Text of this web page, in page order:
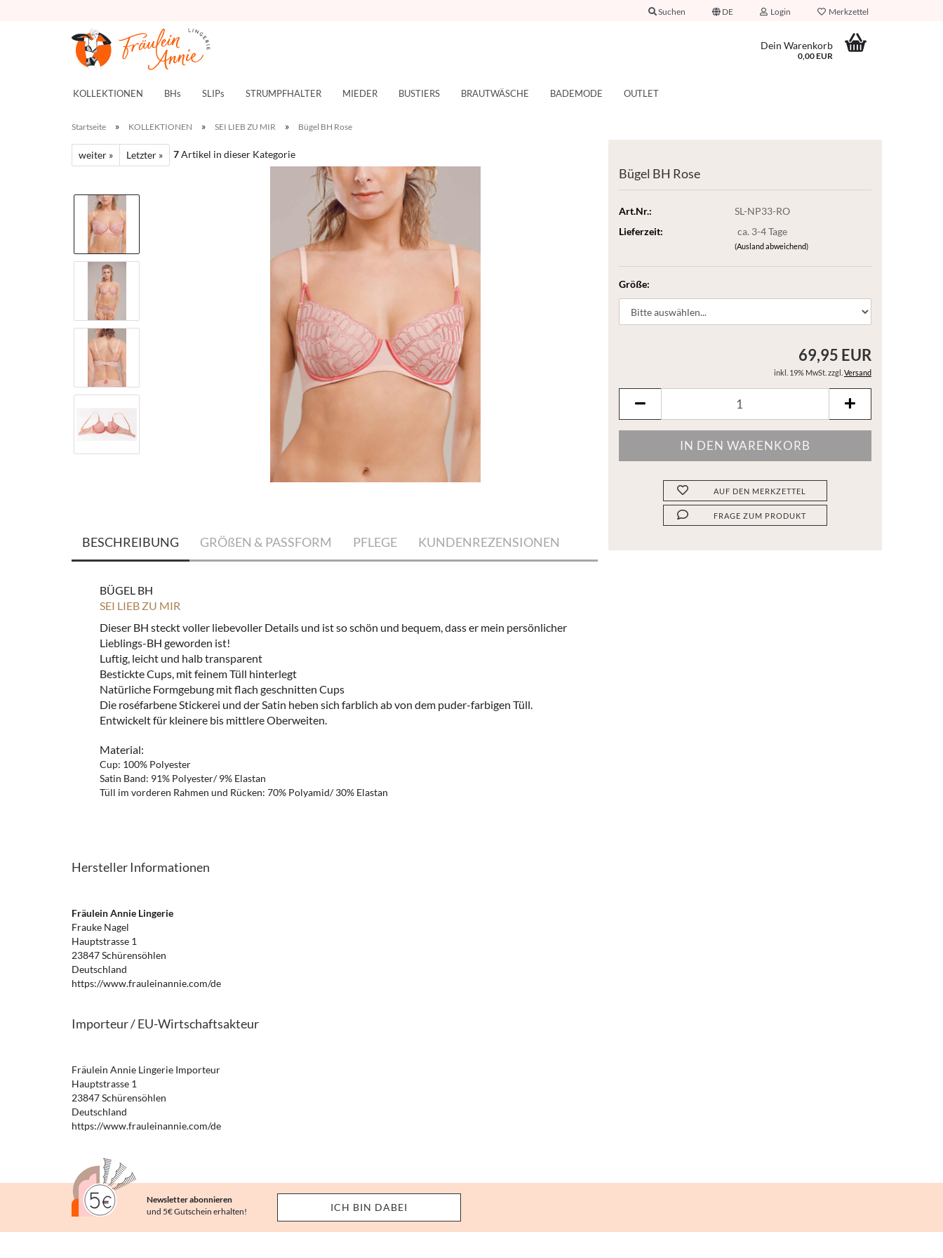
Suchen DE Login Merkzettel
Dein Warenkorb
0,00 EUR
KOLLEKTIONEN BHs SLIPs STRUMPFHALTER MIEDER BUSTIERS BRAUTWÄSCHE BADEMODE OUTLET
Startseite » KOLLEKTIONEN » SEI LIEB ZU MIR » Bügel BH Rose
weiter » Letzter » 7Artikel in dieser Kategorie
Bügel BH Rose
Art.Nr.:
SL-NP33-RO
Lieferzeit:
ca. 3-4 Tage
(Ausland abweichend)
Größe:
69,95 EUR
inkl. 19% MwSt. zzgl. Versand
AUF DEN MERKZETTEL
FRAGE ZUM PRODUKT
BESCHREIBUNG GRÖßEN & PASSFORM PFLEGE KUNDENREZENSIONEN
BÜGEL BH
SEI LIEB ZU MIR
Dieser BH steckt voller liebevoller Details und ist so schön und bequem, dass er mein persönlicher
Lieblings-BH geworden ist!
Luftig, leicht und halb transparent
Bestickte Cups, mit feinem Tüll hinterlegt
Natürliche Formgebung mit flach geschnitten Cups
Die roséfarbene Stickerei und der Satin heben sich farblich ab von dem puder-farbigen Tüll.
Entwickelt für kleinere bis mittlere Oberweiten.
Material:
Cup: 100% Polyester
Satin Band: 91% Polyester/ 9% Elastan
Tüll im vorderen Rahmen und Rücken: 70% Polyamid/ 30% Elastan
Hersteller Informationen
Fräulein Annie Lingerie
Frauke Nagel
Hauptstrasse 1
23847 Schürensöhlen
Deutschland
https://www.frauleinannie.com/de
Importeur / EU-Wirtschaftsakteur
Fräulein Annie Lingerie Importeur
Hauptstrasse 1
23847 Schürensöhlen
Deutschland
https://www.frauleinannie.com/de
Newsletter abonnieren
und 5€ Gutschein erhalten!